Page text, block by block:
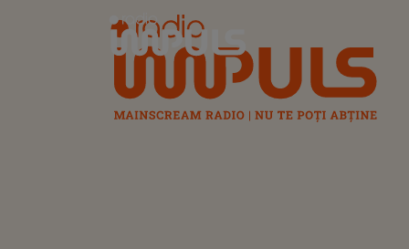
Radio Impuls